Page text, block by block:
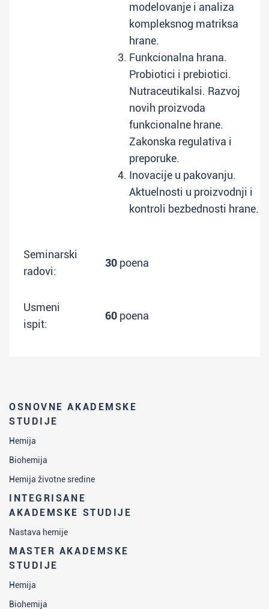
OSNOVNE AKADEMSKE
STUDIJE
Hemija
Biohemija
Hemija životne sredine
INTEGRISANE
AKADEMSKE STUDIJE
Nastava hemije
MASTER AKADEMSKE
STUDIJE
Hemija
Biohemija
modelovanje i analiza
kompleksnog matriksa
hrane.
Funkcionalna hrana.
Probiotici i prebiotici.
Nutraceutikalsi. Razvoj
novih proizvoda
funkcionalne hrane.
Zakonska regulativa i
preporuke.
Inovacije u pakovanju.
Aktuelnosti u proizvodnji i
kontroli bezbednosti hrane.
Seminarski
radovi:
30 poena
Usmeni
ispit:
60 poena